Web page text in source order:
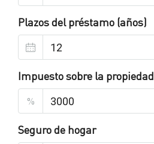
Plazos del préstamo (años)
Impuesto sobre la propiedad
%
Seguro de hogar